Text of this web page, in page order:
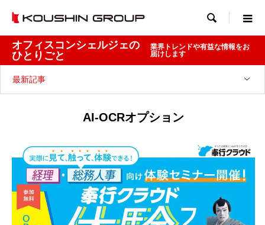

オフィスコンシェルジェの
ひとりごと
業界トレンドや有益な情報をお
届けします
最新記事
AI-OCRオプション